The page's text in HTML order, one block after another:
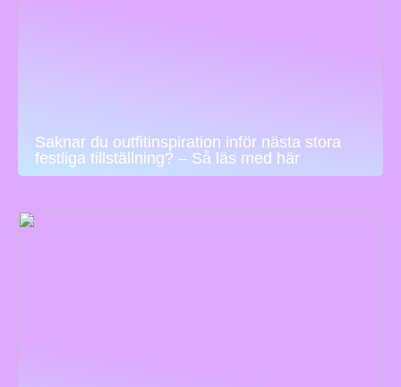
Saknar du outfitinspiration inför nästa stora
festliga tillställning? – Så läs med här